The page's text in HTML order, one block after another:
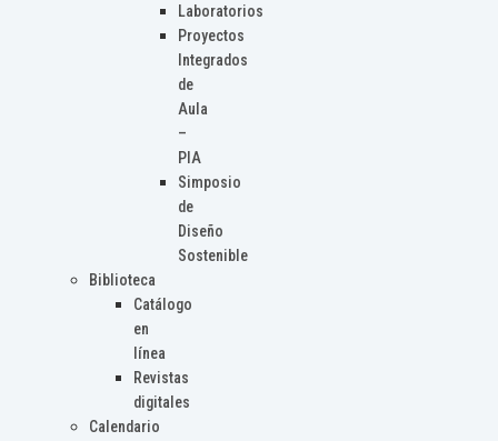
Laboratorios
Proyectos
Integrados
de
Aula
–
PIA
Simposio
de
Diseño
Sostenible
Biblioteca
Catálogo
en
línea
Revistas
digitales
Calendario